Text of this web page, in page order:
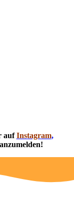
aufInstagram,